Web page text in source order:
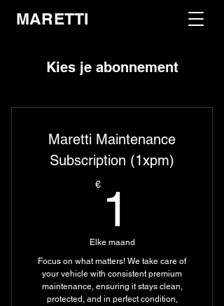
MARETTI
Kies je abonnement
Maretti Maintenance
Subscription (1xpm)
€ 1
Elke maand
Focus on what matters! We take care of
your vehicle with consistent premium
maintenance, ensuring it stays clean,
protected, and in perfect condition,